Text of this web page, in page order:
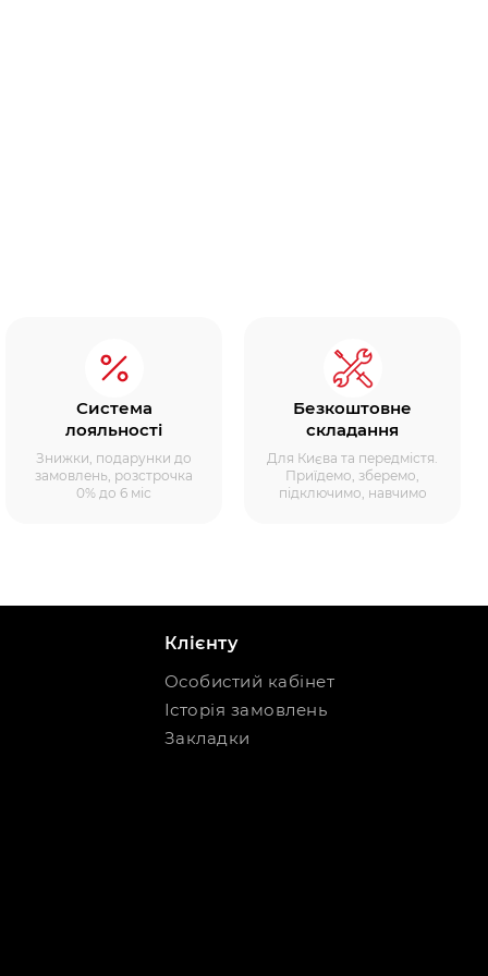
Система
лояльності
Знижки, подарунки до
замовлень, розстрочка
0% до 6 міс
Безкоштовне
складання
Для Києва та передмістя.
Приїдемо, зберемо,
підключимо, навчимо
Клієнту
Особистий кабінет
Історія замовлень
Закладки